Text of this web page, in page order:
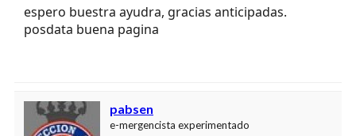
espero buestra ayudra, gracias anticipadas.
posdata buena pagina
pabsen
e-mergencista experimentado